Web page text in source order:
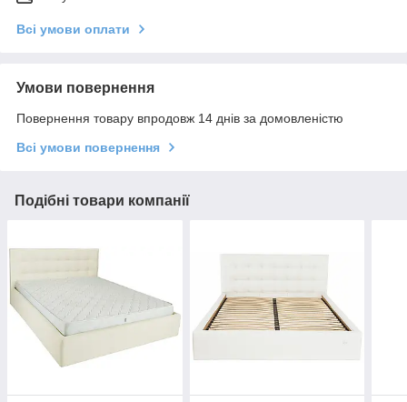
Всі умови оплати
Умови повернення
Повернення товару впродовж 14 днів за домовленістю
Всі умови повернення
Подібні товари компанії